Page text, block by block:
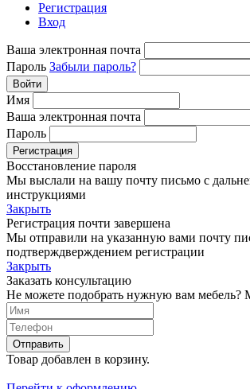
Регистрация
Вход
Ваша электронная почта
Пароль Забыли пароль?
Войти
Имя
Ваша электронная почта
Пароль
Регистрация
Восстановление пароля
Мы выслали на вашу почту письмо с
инструкциями
Закрыть
Регистрация почти завершена
Мы отправили на указанную вами почту
подтверждверждением регистрации
Закрыть
Заказать консультацию
Не можете подобрать нужную вам
Отправить
Товар добавлен в корзину.